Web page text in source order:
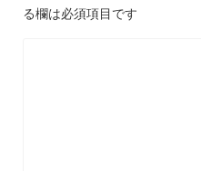
る欄は必須項目です